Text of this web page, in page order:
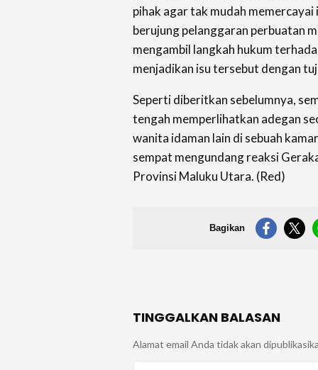
pihak agar tak mudah
berujung pelanggaran perbuatan
mengambil langkah hukum
menjadikan isu tersebut dengan
Seperti diberitkan sebelumnya,
tengah memperlihatkan adegan
wanita idaman lain di sebuah
sempat mengundang reaksi
Provinsi Maluku Utara. (Red)
Bagikan
TINGGALKAN BALASAN
Alamat email Anda tidak akan